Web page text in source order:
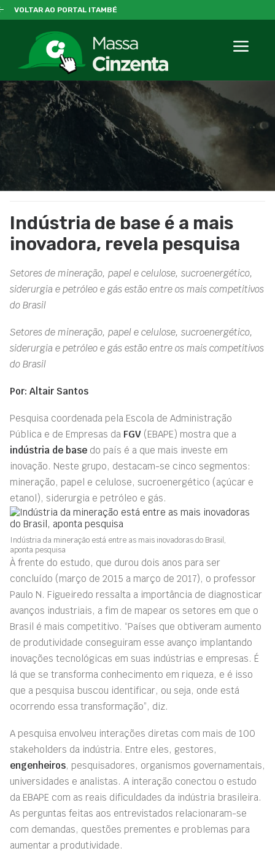
VOLTAR AO PORTAL ITAMBÉ
Indústria de base é a mais
inovadora, revela pesquisa
Setores de mineração, papel e celulose, sucroenergético,
siderurgia e petróleo e gás estão entre os mais competitivos
do Brasil
Setores de mineração, papel e celulose, sucroenergético,
siderurgia e petróleo e gás estão entre os mais competitivos
do Brasil
Por: Altair Santos
Pesquisa coordenada pela Escola de Administração
Pública e de Empresas da FGV (EBAPE) mostra que a
indústria de base do país é a que mais investe em
inovação. Neste grupo, destacam-se cinco segmentos:
mineração, papel e celulose, sucroenergético (açúcar e
etanol), siderurgia e petróleo e gás.
Indústria da mineração está entre as mais inovadoras do Brasil,
aponta pesquisa
À frente do estudo, que durou dois anos para ser
concluído (março de 2015 a março de 2017), o professor
Paulo N. Figueiredo ressalta a importância de diagnosticar
avanços industriais, a fim de mapear os setores em que o
Brasil é mais competitivo. “Países que obtiveram aumento
de produtividade conseguiram esse avanço implantando
inovações tecnológicas em suas indústrias e empresas. É
lá que se transforma conhecimento em riqueza, e é isso
que a pesquisa buscou identificar, ou seja, onde está
ocorrendo essa transformação”, diz.
A pesquisa envolveu interações diretas com mais de 100
stakeholders da indústria. Entre eles, gestores,
engenheiros, pesquisadores, organismos governamentais,
universidades e analistas. A interação conectou o estudo
da EBAPE com as reais dificuldades da indústria brasileira.
As perguntas feitas aos entrevistados relacionaram-se
com demandas, questões prementes e problemas para
aumentar a produtividade.